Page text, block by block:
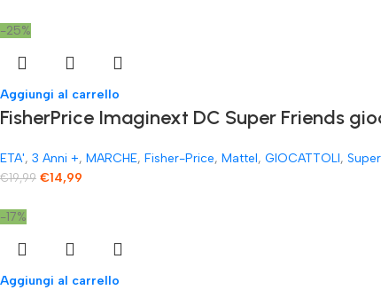
-25%
Aggiungi al carrello
FisherPrice Imaginext DC Super Friends
ETA', 3 Anni +, MARCHE, Fisher-Price, Mattel, GIOCATTOLI,
€19,99 €14,99
-17%
Aggiungi al carrello